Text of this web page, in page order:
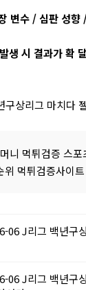
변수 / 심판 성향
생 시 결과가 확
상리그 마치다
니 먹튀검증 스
위 먹튀검증사이
06 J리그 백년구
06 J리그 백년구